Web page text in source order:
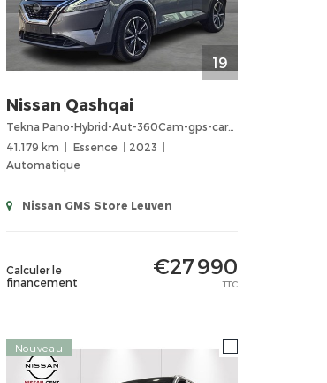
19
Nissan Qashqai
Tekna Pano-Hybrid-Aut-360Cam-gps-carplay
41.179 km
Essence
2023
Automatique
Nissan GMS Store Leuven
Calculer le
financement
€27 990
TTC
Nouveau